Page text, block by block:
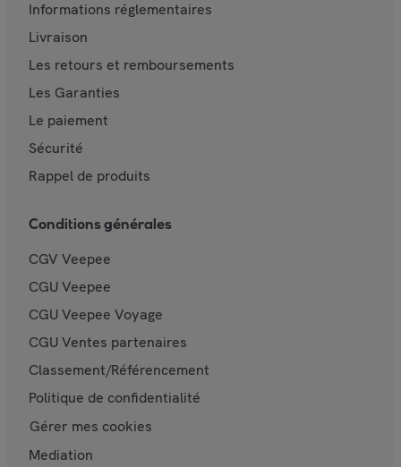
Informations réglementaires
Livraison
Les retours et remboursements
Les Garanties
Le paiement
Sécurité
Rappel de produits
Conditions générales
CGV Veepee
CGU Veepee
CGU Veepee Voyage
CGU Ventes partenaires
Classement/Référencement
Politique de confidentialité
Gérer mes cookies
Mediation